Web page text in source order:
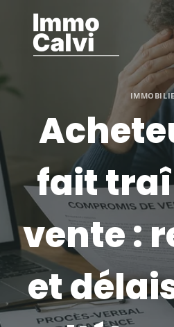
contenu
fait
vente :
et